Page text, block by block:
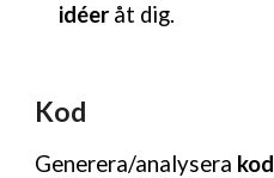
idéer åt dig.
Kod
Generera/analysera kod